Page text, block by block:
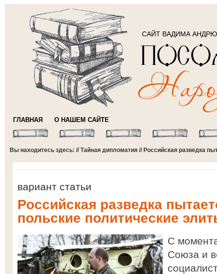
САЙТ ВАДИМА
ГЛАВНАЯ О НАШЕМ САЙТЕ
Вы находитесь здесь: //Тайная дипломатия // Российская разведка
вариант статьи
Российская разведка
польские политические
С
Союза и